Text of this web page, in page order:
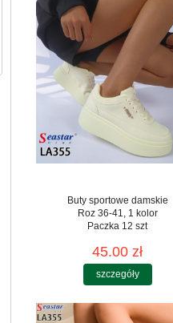
Buty sportowe damskie
Roz 36-41, 1 kolor
Paczka 12 szt
45.00 zł
szczegóły